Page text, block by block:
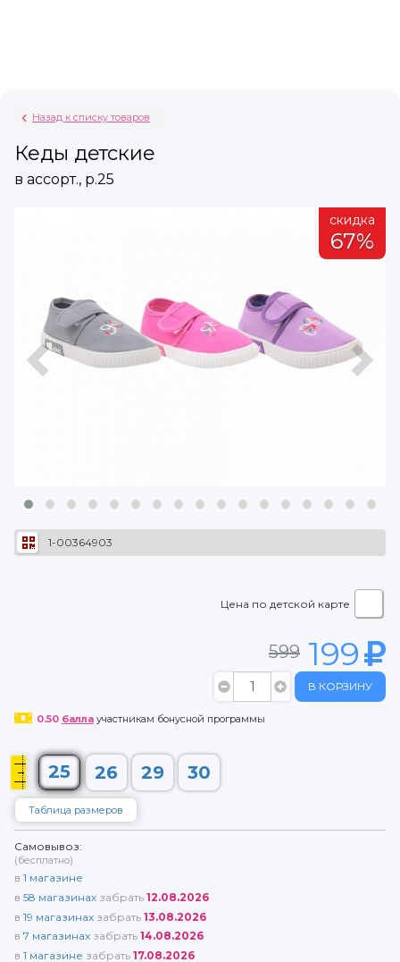
Назад к списку товаров
Кеды детские
в ассорт., р.25
скидка
67%
1-00364903
Цена по детской карте
599 199
В КОРЗИНУ
0.50 баллаучастникам бонусной программы
25 26 29 30
Таблица размеров
Самовывоз:
(бесплатно)
в 1 магазине
в 58 магазинах забрать 12.08.2026
в 19 магазинах забрать 13.08.2026
в 7 магазинах забрать 14.08.2026
в 1 магазине забрать 17.08.2026